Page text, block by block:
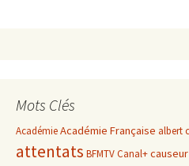
Mots Clés
AcadémieAcadémie Française albert
attentats BFMTVCanal+causeur